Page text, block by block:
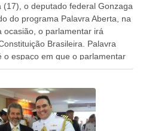
Nogueira e Dorgival do Riacho
Luiz Henrique, médico de
Socorro São Francisco, vários
bancos instalados na cidade. O
o empenho do deputado para
ao todo são 40 km de estrada. O
trabalhar para atender essa
uma emenda de bancada.
Agrodan, a maior exportadora
(17), o deputado federal Gonzaga
do programa Palavra Aberta, na
ocasião, o parlamentar irá
Brasileira. Palavra
o espaço em que o parlamentar
propostas que tramitam no
ampla visão da diversidade
no parlamento brasileiro. Este
oculta, na versão exibida na